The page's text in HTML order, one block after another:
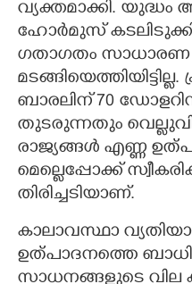
വ്യക്തമാക്കി. യുദ്ധം
ഹോര്‍മുസ്
ഗതാഗതം സാധാരണ
ബാരലിന് 70
തുടരുന്നതും
രാജ്യങ്ങള്‍ എണ്ണ
മെല്ലെപ്പോക്ക്
തിരിച്ചടിയാണ്.
കാലാവസ്ഥാ
ഉത്പാദനത്തെ
സാധനങ്ങളുടെ